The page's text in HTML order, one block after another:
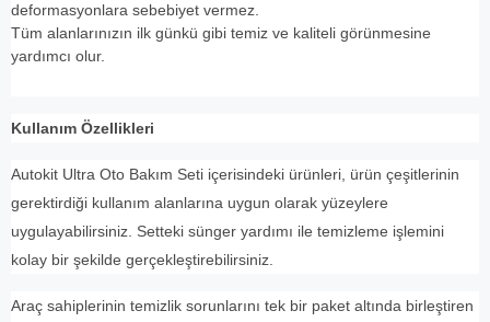
deformasyonlara sebebiyet vermez.
Tüm alanlarınızın ilk günkü gibi temiz ve kaliteli görünmesine
yardımcı olur.
Kullanım Özellikleri
Autokit Ultra Oto Bakım Seti içerisindeki ürünleri, ürün çeşitlerinin
gerektirdiği kullanım alanlarına uygun olarak yüzeylere
uygulayabilirsiniz. Setteki sünger yardımı ile temizleme işlemini
kolay bir şekilde gerçekleştirebilirsiniz.
Araç sahiplerinin temizlik sorunlarını tek bir paket altında birleştiren